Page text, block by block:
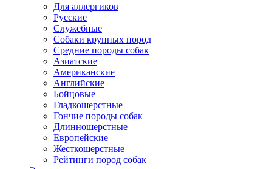
Для аллергиков
Русские
Служебные
Собаки крупных пород
Средние породы собак
Азиатские
Американские
Английские
Бойцовые
Гладкошерстные
Гончие породы собак
Длинношерстные
Европейские
Жесткошерстные
Рейтинги пород собак